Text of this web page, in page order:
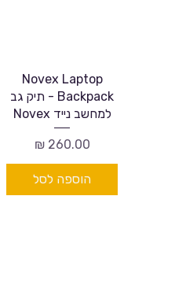
Novex Laptop
Backpack - תיק גב
למחשב נייד Novex
מחיר
הוספה לסל